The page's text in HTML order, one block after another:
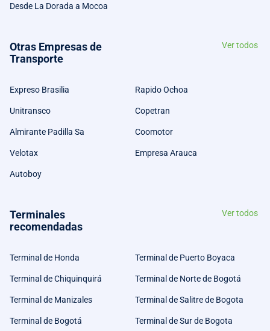
Desde La Dorada a Mocoa
Otras Empresas de
Transporte
Ver todos
Expreso Brasilia Rapido Ochoa
Unitransco Copetran
Almirante Padilla Sa Coomotor
Velotax Empresa Arauca
Autoboy
Terminales
recomendadas
Ver todos
Terminal de Honda Terminal de Puerto Boyaca
Terminal de Chiquinquirá Terminal de Norte de Bogotá
Terminal de Manizales Terminal de Salitre de Bogota
Terminal de Bogotá Terminal de Sur de Bogota